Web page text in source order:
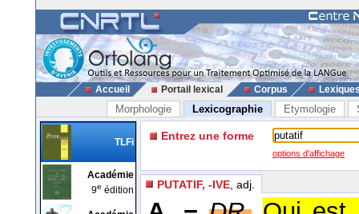
Accueil Portail lexical Corpus
Morphologie Lexicographie Etymologie
TLFi
Académie
9e édition
Entrez une forme
options d'affichage
PUTATIF, -IVE , adj.